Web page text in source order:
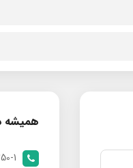
همیشه
1